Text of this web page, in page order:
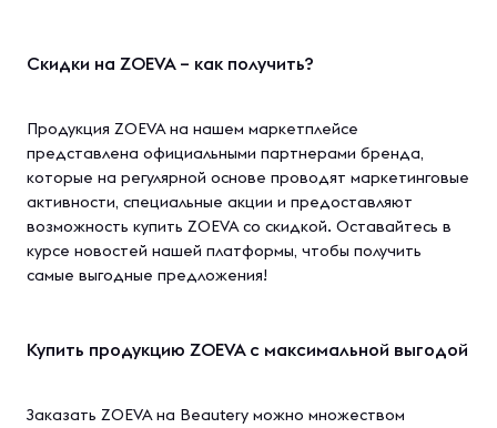
Скидки на ZOEVA – как получить?
Продукция ZOEVA на нашем маркетплейсе
представлена официальными партнерами бренда,
которые на регулярной основе проводят маркетинговые
активности, специальные акции и предоставляют
возможность купить ZOEVA со скидкой. Оставайтесь в
курсе новостей нашей платформы, чтобы получить
самые выгодные предложения!
Купить продукцию ZOEVA с максимальной выгодой
Заказать ZOEVA на Beautery можно множеством